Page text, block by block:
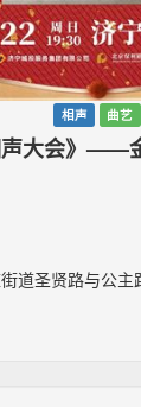
相声 曲艺
声大会》——
道圣贤路与公